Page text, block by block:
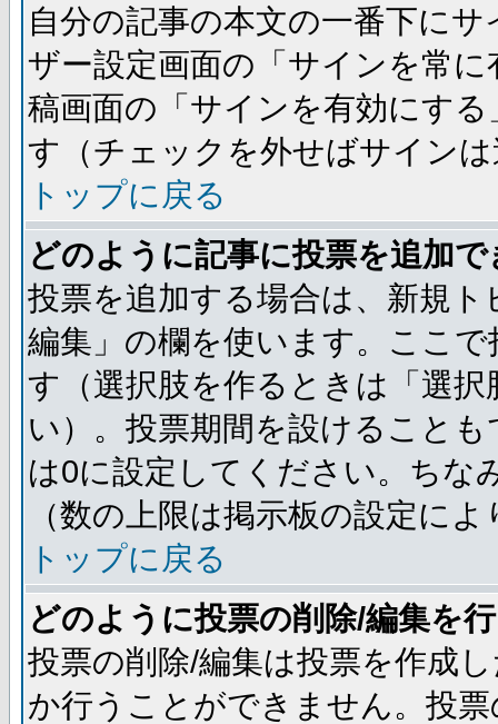
自分の記事の本文の一番下に
ザー設定画面の「サインを常
稿画面の「サインを有効にす
す（チェックを外せばサイン
トップに戻る
どのように記事に投票を追加
投票を追加する場合は、新規
編集」の欄を使います。ここ
す（選択肢を作るときは「選
い）。投票期間を設けること
は0に設定してください。ちな
（数の上限は掲示板の設定に
トップに戻る
どのように投票の削除/編集を
投票の削除/編集は投票を作成
か行うことができません。投